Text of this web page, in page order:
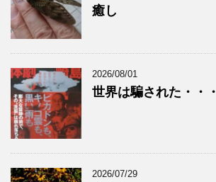
癒し
2026/08/01
世界は騙された・・・
2026/07/29